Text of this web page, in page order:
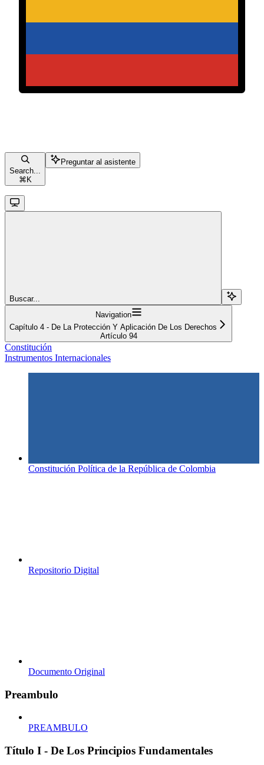
Search...
⌘ K
Preguntar al asistente
Buscar...
Navigation
Capítulo 4 - De La Protección Y Aplicación De Los Derechos
Artículo 94
Constitución
Instrumentos Internacionales
Constitución Política de la República de Colombia
Repositorio Digital
Documento Original
Preambulo
PREAMBULO
Título I - De Los Principios Fundamentales